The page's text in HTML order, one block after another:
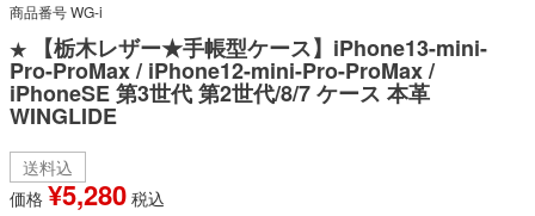
商品番号WG-i
★ 【栃木レザー★手帳型ケース】iPhone13-mini-
Pro-ProMax / iPhone12-mini-Pro-ProMax /
iPhoneSE 第3世代 第2世代/8/7 ケース 本革
WINGLIDE
送料込
価格 ¥5,280 税込